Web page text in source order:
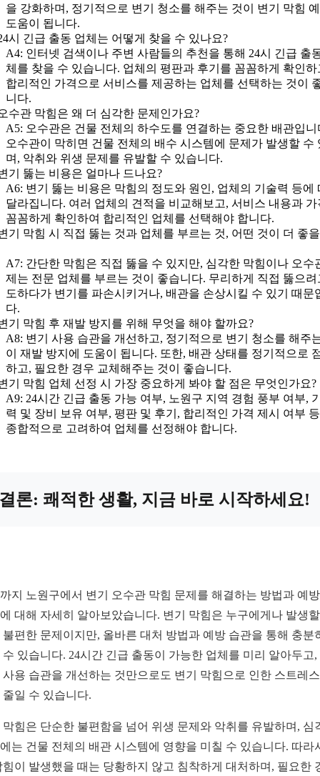
을 강화하며, 정기적으로 변기 청소를 해주는 것이 변기 막힘
도움이 됩니다.
시 긴급 출동 업체는 어떻게 찾을 수 있나요?
A4: 인터넷 검색이나 주변 사람들의 추천을 통해 24시 긴급 출
체를 찾을 수 있습니다. 업체의 평판과 후기를 꼼꼼하게 확인하
합리적인 가격으로 서비스를 제공하는 업체를 선택하는 것이
니다.
수관 막힘은 왜 더 심각한 문제인가요?
A5: 오수관은 건물 전체의 하수도를 연결하는 중요한 배관입니
오수관이 막히면 건물 전체의 배수 시스템에 문제가 발생할 수
며, 악취와 위생 문제를 유발할 수 있습니다.
기 뚫는 비용은 얼마나 드나요?
A6: 변기 뚫는 비용은 막힘의 정도와 원인, 업체의 기술력 등에
달라집니다. 여러 업체의 견적을 비교해보고, 서비스 내용과 가
꼼꼼하게 확인하여 합리적인 업체를 선택해야 합니다.
기 막힘 시 직접 뚫는 것과 업체를 부르는 것, 어떤 것이 더 좋
A7: 간단한 막힘은 직접 뚫을 수 있지만, 심각한 막힘이나 오수
제는 전문 업체를 부르는 것이 좋습니다. 무리하게 직접 뚫으려
도하다가 변기를 파손시키거나, 배관을 손상시킬 수 있기 때문
다.
기 막힘 후 재발 방지를 위해 무엇을 해야 할까요?
A8: 변기 사용 습관을 개선하고, 정기적으로 변기 청소를 해주
이 재발 방지에 도움이 됩니다. 또한, 배관 상태를 정기적으로
하고, 필요한 경우 교체해주는 것이 좋습니다.
기 막힘 업체 선정 시 가장 중요하게 봐야 할 점은 무엇인가요?
A9: 24시간 긴급 출동 가능 여부, 노원구 지역 경험 풍부 여부,
력 및 장비 보유 여부, 평판 및 후기, 합리적인 가격 제시 여부
종합적으로 고려하여 업체를 선정해야 합니다.
론: 쾌적한 생활, 지금 바로 시작하세요!
지 노원구에서 변기 오수관 막힘 문제를 해결하는 방법과 예
대해 자세히 알아보았습니다. 변기 막힘은 누구에게나 발생
불편한 문제이지만, 올바른 대처 방법과 예방 습관을 통해 충분
수 있습니다. 24시간 긴급 출동이 가능한 업체를 미리 알아두고,
사용 습관을 개선하는 것만으로도 변기 막힘으로 인한 스트레
줄일 수 있습니다.
막힘은 단순한 불편함을 넘어 위생 문제와 악취를 유발하며, 심
는 건물 전체의 배관 시스템에 영향을 미칠 수 있습니다. 따라
힘이 발생했을 때는 당황하지 않고 침착하게 대처하며, 필요한